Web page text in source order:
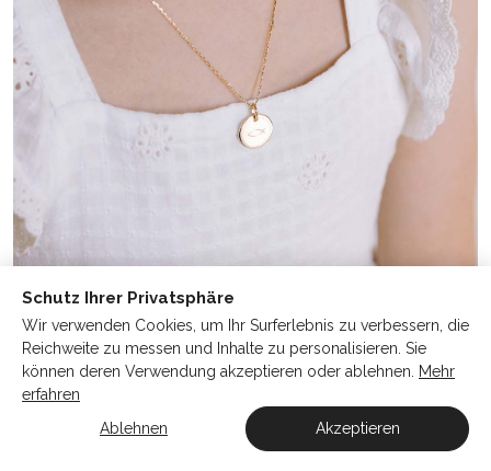
TAUFMEDAILLE „ICTUS“
Taufe
Schutz Ihrer Privatsphäre
Wir verwenden Cookies, um Ihr Surferlebnis zu verbessern, die
Reichweite zu messen und Inhalte zu personalisieren. Sie
können deren Verwendung akzeptieren oder ablehnen.
Mehr
erfahren
Ablehnen
Akzeptieren